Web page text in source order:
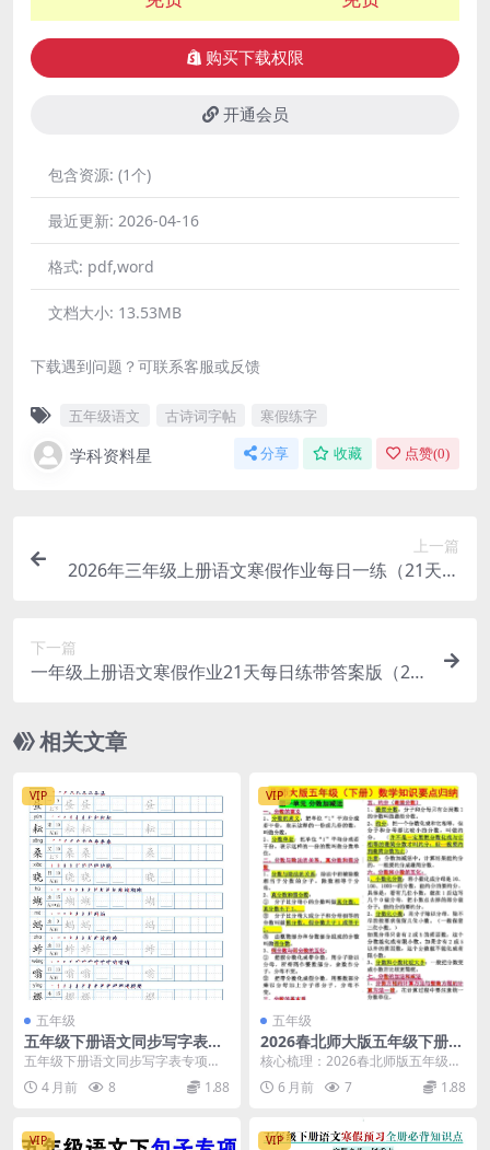
购买下载权限
开通会员
包含资源: (1个)
最近更新: 2026-04-16
格式: pdf,word
文档大小: 13.53MB
下载遇到问题？可联系客服或反馈
五年级语文 古诗词字帖 寒假练字
学科资料星 分享 收藏 点赞(0)
上一篇
2026年三年级上册语文寒假作业每日一练（21天高
下一篇
一年级上册语文寒假作业21天每日练带答案版（21
相关文章
VIP
五年级
五年级下册语文同步写字表字
帖第2套（共15页高清电子
版）
五年级下册语文同步写字表专项练
字字帖 进入高年级，规范书写不仅
影响语文成绩，更是...
4 月前 8 1.88
VIP
五年级
2026春北师大版五年级下册数
学全册知识点归纳同步预习考
点汇总电子版
核心梳理：2026春北师版五年级下
册数学知识点归纳精华汇总 大家
好，我是学科星。...
6 月前 7 1.88
VIP VIP